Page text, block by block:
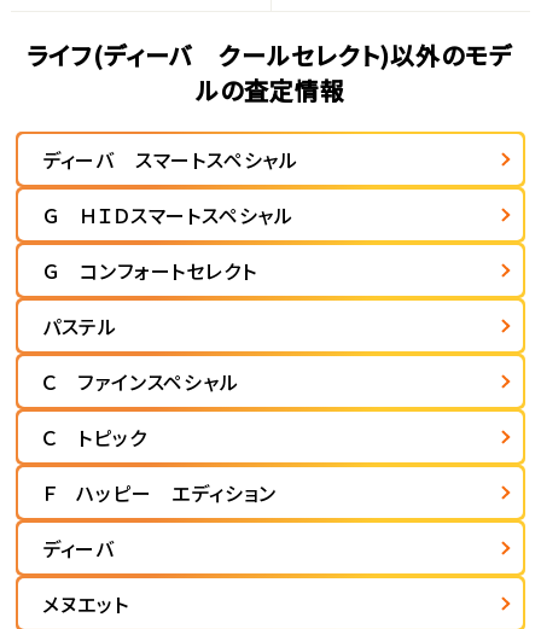
ライフ(ディーバ クールセレクト)以外のモデ
ルの査定情報
ディーバ スマートスペシャル
Ｇ ＨＩＤスマートスペシャル
Ｇ コンフォートセレクト
パステル
Ｃ ファインスペシャル
Ｃ トピック
Ｆ ハッピー エディション
ディーバ
メヌエット